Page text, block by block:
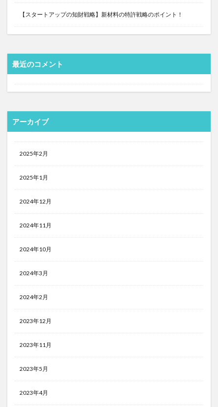
【スタートアップの知財戦略】新材料の特許戦略のポイント！
最近のコメント
アーカイブ
2025年2月
2025年1月
2024年12月
2024年11月
2024年10月
2024年3月
2024年2月
2023年12月
2023年11月
2023年5月
2023年4月